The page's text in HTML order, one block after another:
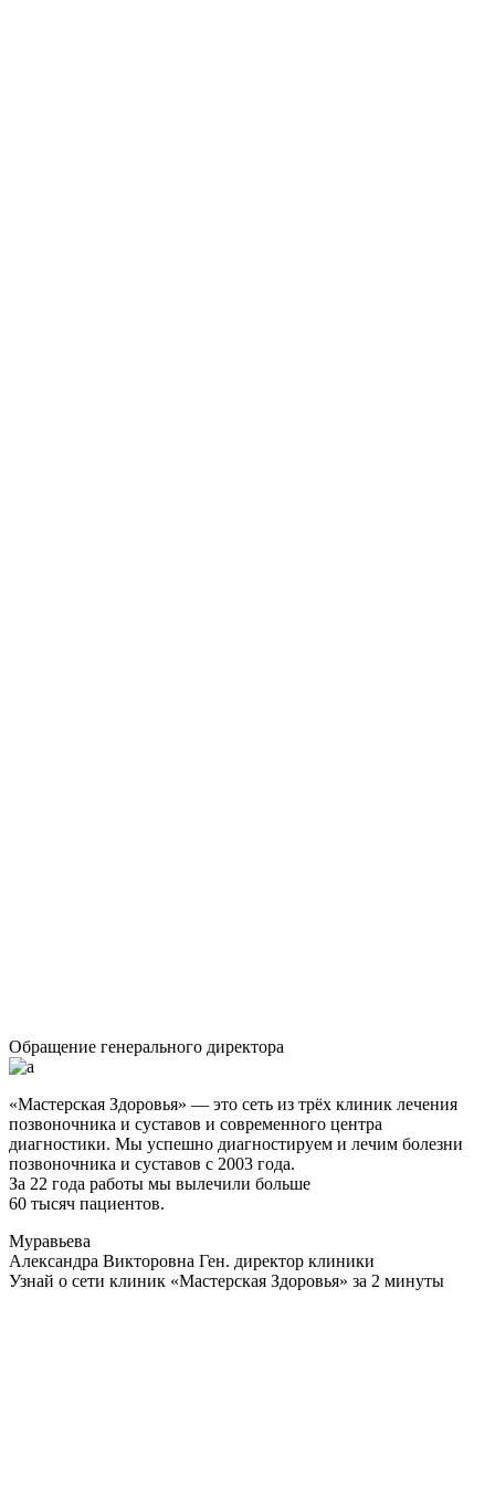
Обращение генерального директора
«Мастерская Здоровья» — это сеть из трёх клиник лечения
позвоночника и суставов и современного центра
диагностики. Мы успешно диагностируем и лечим болезни
позвоночника и суставов с 2003 года.
За 22 года работы мы вылечили больше
60 тысяч пациентов.
Муравьева
Александра Викторовна Ген. директор клиники
Узнай о сети клиник «Мастерская Здоровья» за 2 минуты